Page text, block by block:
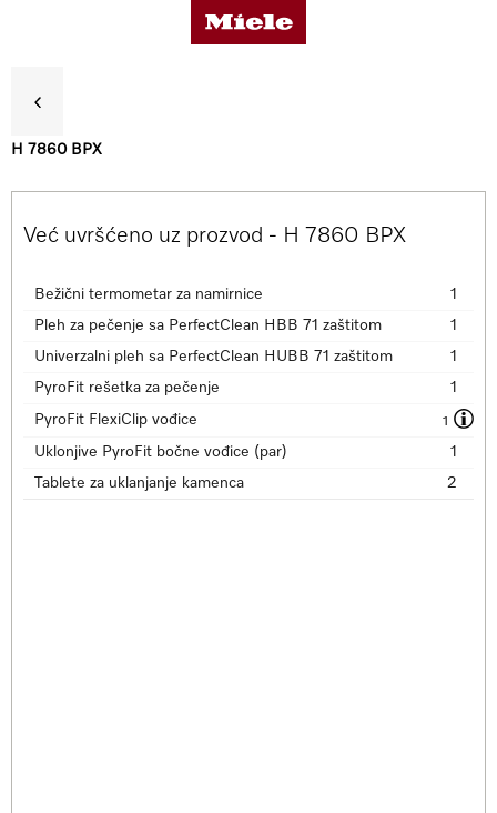
Dodatna oprema
Podrška & Servis
H 7860 BPX
Već uvršćeno uz prozvod - H 7860 BPX
Bežični termometar za namirnice
1
Pleh za pečenje sa PerfectClean HBB 71 zaštitom
1
Univerzalni pleh sa PerfectClean HUBB 71 zaštitom
1
PyroFit rešetka za pečenje
1
PyroFit FlexiClip vođice 1
Uklonjive PyroFit bočne vođice (par)
1
Tablete za uklanjanje kamenca
2